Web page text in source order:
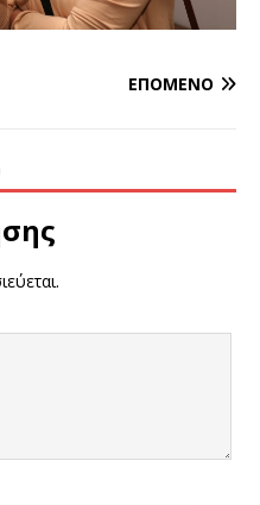
ΕΠΌΜΕΝΟ